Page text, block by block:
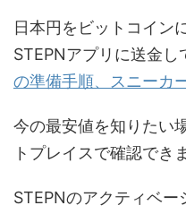
日本円をビットコイン
STEPNアプリに送金し
の準備手順、スニーカ
今の最安値を知りたい
トプレイスで確認でき
STEPNのアクティベー